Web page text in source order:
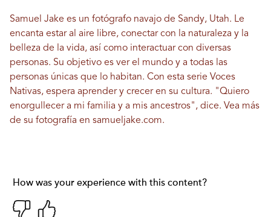
Samuel Jake es un fotógrafo navajo de Sandy, Utah. Le
encanta estar al aire libre, conectar con la naturaleza y la
belleza de la vida, así como interactuar con diversas
personas. Su objetivo es ver el mundo y a todas las
personas únicas que lo habitan. Con esta serie Voces
Nativas, espera aprender y crecer en su cultura. "Quiero
enorgullecer a mi familia y a mis ancestros", dice. Vea más
de su fotografía en samueljake.com.